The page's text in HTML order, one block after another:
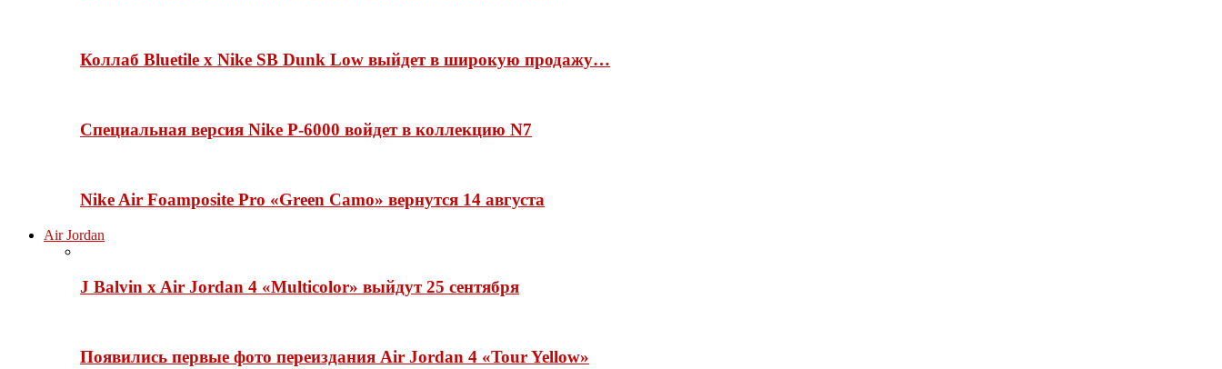
Коллаб Bluetile x Nike SB Dunk Low выйдет в широкую продажу…
Специальная версия Nike P-6000 войдет в коллекцию N7
Nike Air Foamposite Pro «Green Camo» вернутся 14 августа
Air Jordan
J Balvin x Air Jordan 4 «Multicolor» выйдут 25 сентября
Появились первые фото переиздания Air Jordan 4 «Tour Yellow»